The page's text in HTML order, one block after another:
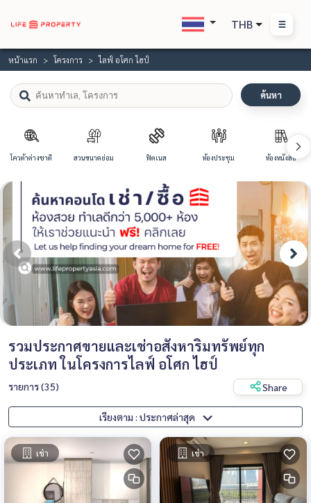
THB
หน้าแรก โครงการ ไลฟ์ อโศก ไฮป์
ค้นหา
โควต้าต่างชาติ สวนขนาดย่อม ฟิตเนส ห้องประชุม ห้องหนังสือ
รวมประกาศขายและเช่าอสังหาริมทรัพย์ทุก
ประเภท ในโครงการไลฟ์ อโศก ไฮป์
รายการ (35) Share
เรียงตาม : ประกาศล่าสุด
เช่า เช่า